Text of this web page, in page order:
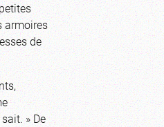
armoires
de
» De